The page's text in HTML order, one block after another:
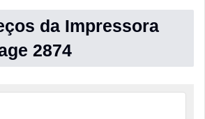
da Impressora
2874